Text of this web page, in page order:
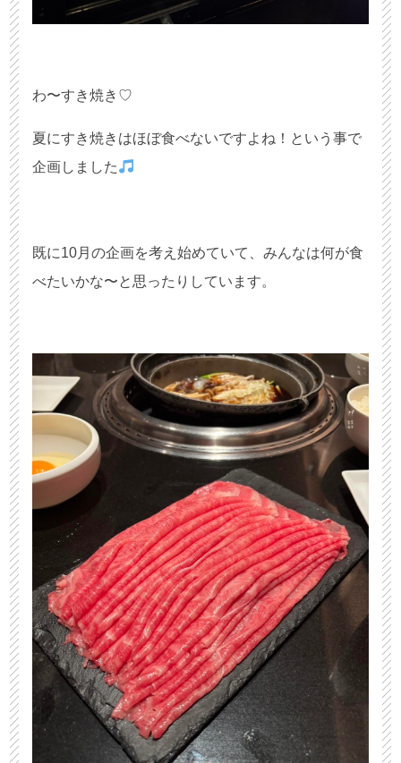
わ〜すき焼き♡
夏にすき焼きはほぼ食べないですよね！という事で
企画しました
既に10月の企画を考え始めていて、みんなは何が食
べたいかな〜と思ったりしています。